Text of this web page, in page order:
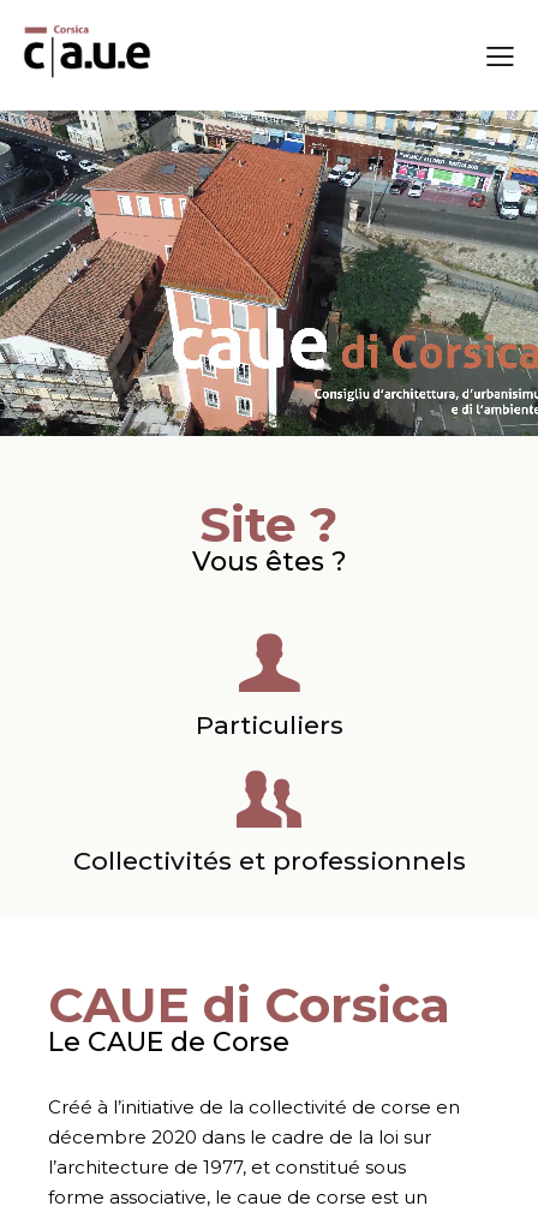
Site ?
Vous êtes ?
Particuliers
Collectivités et professionnels
CAUE di Corsica
Le CAUE de Corse
Créé à l’initiative de la collectivité de corse en
décembre 2020 dans le cadre de la loi sur
l’architecture de 1977, et constitué sous
forme associative, le caue de corse est un